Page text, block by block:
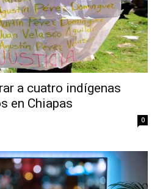
a cuatro indígenas
en Chiapas
0